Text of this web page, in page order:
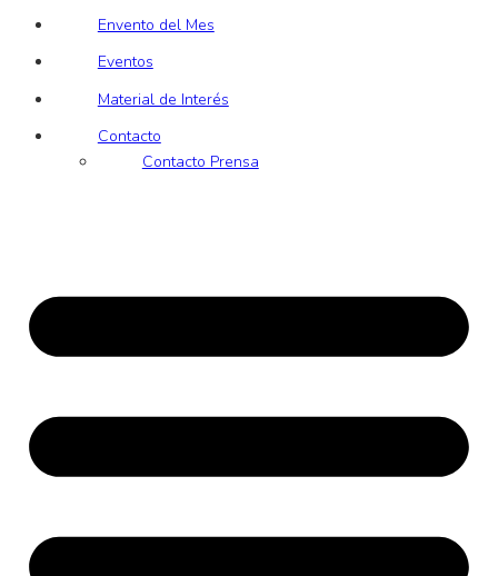
Envento del Mes
Eventos
Material de Interés
Contacto
Contacto Prensa